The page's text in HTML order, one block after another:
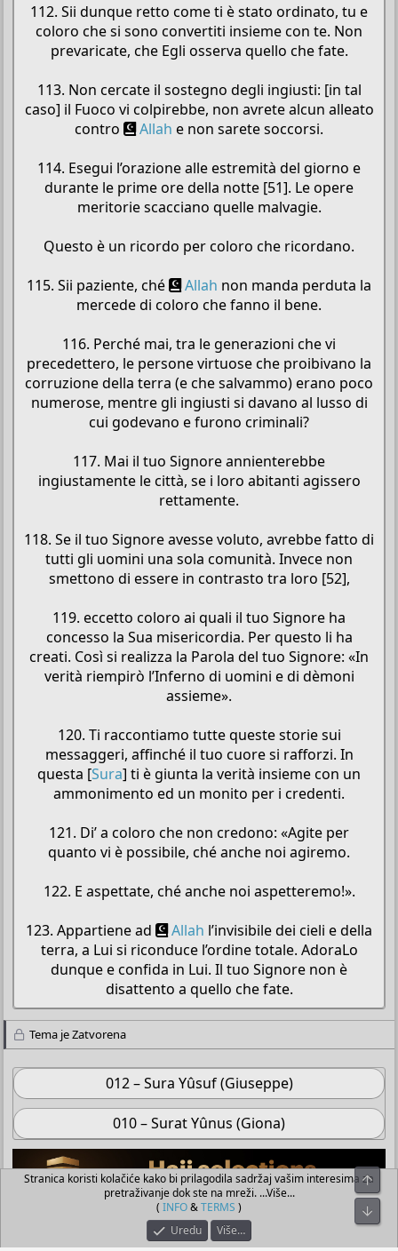
112. Sii dunque retto come ti è stato ordinato, tu e
coloro che si sono convertiti insieme con te. Non
prevaricate, che Egli osserva quello che fate.
113. Non cercate il sostegno degli ingiusti: [in tal
caso] il Fuoco vi colpirebbe, non avrete alcun alleato
contro
Allah e non sarete soccorsi.
114. Esegui l’orazione alle estremità del giorno e
durante le prime ore della notte [51]. Le opere
meritorie scacciano quelle malvagie.
Questo è un ricordo per coloro che ricordano.
115. Sii paziente, ché
Allah non manda perduta la
mercede di coloro che fanno il bene.
116. Perché mai, tra le generazioni che vi
precedettero, le persone virtuose che proibivano la
corruzione della terra (e che salvammo) erano poco
numerose, mentre gli ingiusti si davano al lusso di
cui godevano e furono criminali?
117. Mai il tuo Signore annienterebbe
ingiustamente le città, se i loro abitanti agissero
rettamente.
118. Se il tuo Signore avesse voluto, avrebbe fatto di
tutti gli uomini una sola comunità. Invece non
smettono di essere in contrasto tra loro [52],
119. eccetto coloro ai quali il tuo Signore ha
concesso la Sua misericordia. Per questo li ha
creati. Così si realizza la Parola del tuo Signore: «In
verità riempirò l’Inferno di uomini e di dèmoni
assieme».
120. Ti raccontiamo tutte queste storie sui
messaggeri, affinché il tuo cuore si rafforzi. In
questa [Sura] ti è giunta la verità insieme con un
ammonimento ed un monito per i credenti.
121. Di’ a coloro che non credono: «Agite per
quanto vi è possibile, ché anche noi agiremo.
122. E aspettate, ché anche noi aspetteremo!».
123. Appartiene ad
Allah l’invisibile dei cieli e della
terra, a Lui si riconduce l’ordine totale. AdoraLo
dunque e confida in Lui. Il tuo Signore non è
disattento a quello che fate.​
Tema je Zatvorena
012 – Sura Yûsuf (Giuseppe)
010 – Surat Yûnus (Giona)
Stranica koristi kolačiće kako bi prilagodila sadržaj vašim interesima za
pretraživanje dok ste na mreži. ...Više...
( INFO&TERMS )
Uredu
Više…
Top